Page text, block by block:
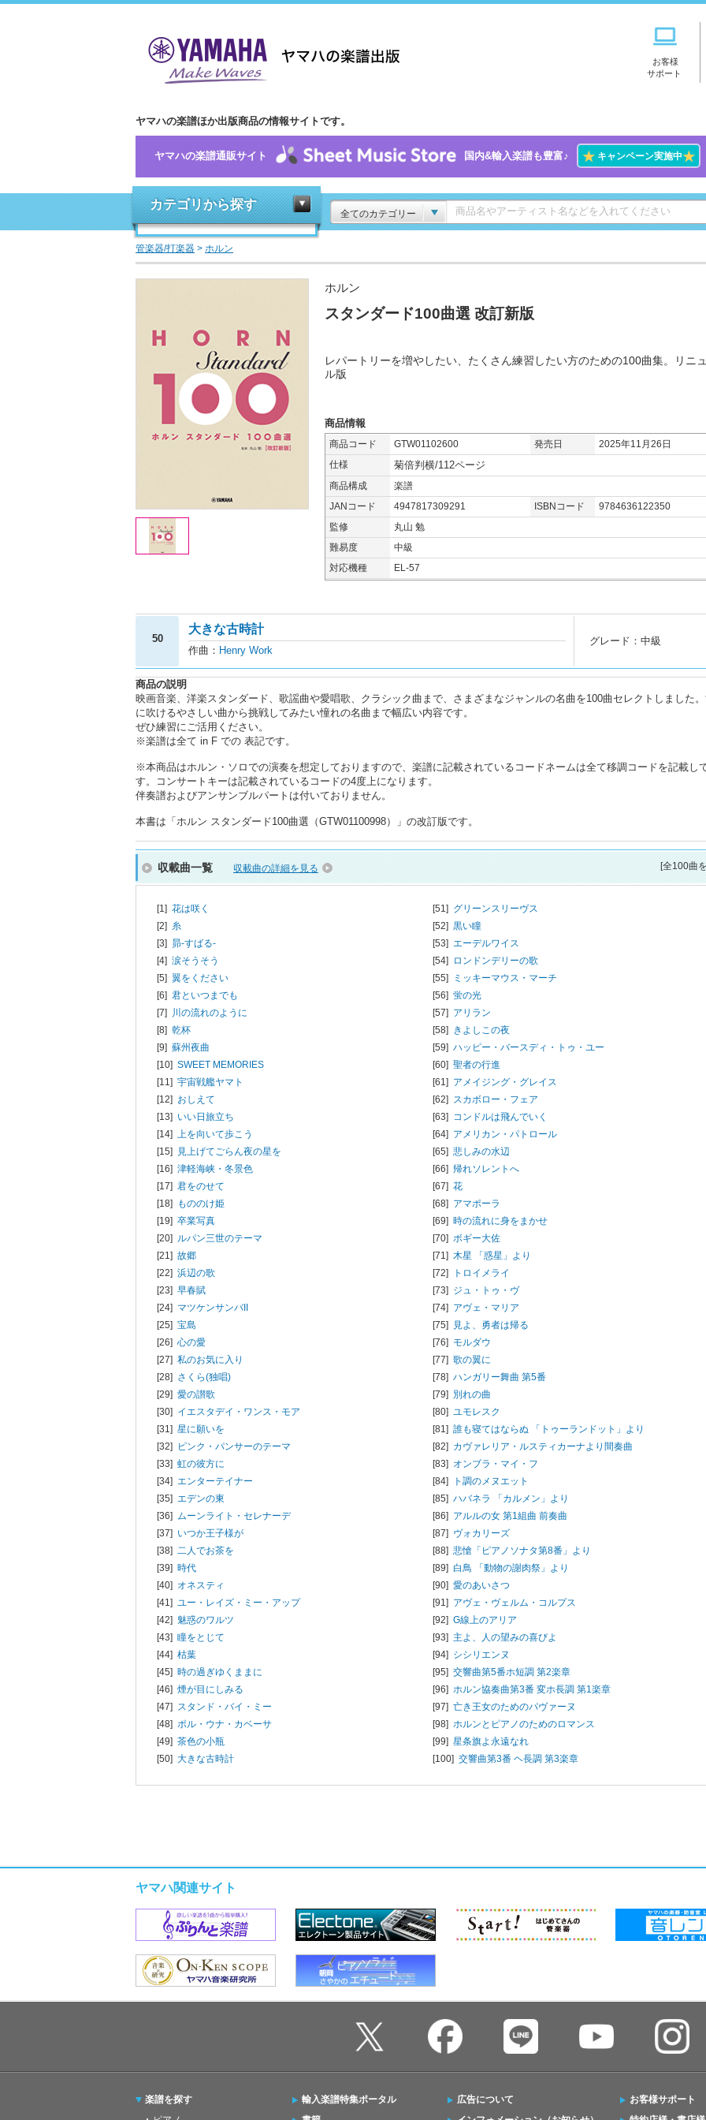
お客様
サポート
ヤマハの楽譜ほか出版商品の情報サイトです。
ヤマハの楽譜通販サイト 国内&輸入楽譜も豊富♪ ★キャンペーン実施中★
カテゴリから探す
全てのカテゴリー
管楽器/打楽器 > ホルン
ホルン
スタンダード100曲選 改訂新版
レパートリーを増やしたい、たくさん練習したい方のための100曲集。リニ
ル版
商品情報
商品コード GTW01102600 発売日
2025年11月26日
仕様
菊倍判横/112ページ
商品構成
楽譜
JANコード
4947817309291 ISBNコード
9784636122350
監修
丸山 勉
難易度
中級
対応機種
EL-57
50
大きな古時計
作曲： Henry Work
グレード：中級
商品の説明
映画音楽、洋楽スタンダード、歌謡曲や愛唱歌、クラシック曲まで、さまざまなジャンルの名曲を100曲セレクトしました
に吹けるやさしい曲から挑戦してみたい憧れの名曲まで幅広い内容です。
ぜひ練習にご活用ください。
※楽譜は全て in F での 表記です。
※本商品はホルン・ソロでの演奏を想定しておりますので、楽譜に記載されているコードネームは全て移調コードを記載し
す。コンサートキーは記載されているコードの4度上になります。
伴奏譜およびアンサンブルパートは付いておりません。
本書は「ホルン スタンダード100曲選（GTW01100998）」の改訂版です。
収載曲一覧 収載曲の詳細を見る [全100曲
[1] 花は咲く
[2] 糸
[3] 昴-すばる-
[4] 涙そうそう
[5] 翼をください
[6] 君といつまでも
[7] 川の流れのように
[8] 乾杯
[9] 蘇州夜曲
[10] SWEET MEMORIES
[11] 宇宙戦艦ヤマト
[12] おしえて
[13] いい日旅立ち
[14] 上を向いて歩こう
[15] 見上げてごらん夜の星を
[16] 津軽海峡・冬景色
[17] 君をのせて
[18] もののけ姫
[19] 卒業写真
[20] ルパン三世のテーマ
[21] 故郷
[22] 浜辺の歌
[23] 早春賦
[24] マツケンサンバII
[25] 宝島
[26] 心の愛
[27] 私のお気に入り
[28] さくら(独唱)
[29] 愛の讃歌
[30] イエスタデイ・ワンス・モア
[31] 星に願いを
[32] ピンク・パンサーのテーマ
[33] 虹の彼方に
[34] エンターテイナー
[35] エデンの東
[36] ムーンライト・セレナーデ
[37] いつか王子様が
[38] 二人でお茶を
[39] 時代
[40] オネスティ
[41] ユー・レイズ・ミー・アップ
[42] 魅惑のワルツ
[43] 瞳をとじて
[44] 枯葉
[45] 時の過ぎゆくままに
[46] 煙が目にしみる
[47] スタンド・バイ・ミー
[48] ポル・ウナ・カベーサ
[49] 茶色の小瓶
[50] 大きな古時計
[51] グリーンスリーヴス
[52] 黒い瞳
[53] エーデルワイス
[54] ロンドンデリーの歌
[55]
ミッキーマウス・マーチ
[56] 蛍の光
[57] アリラン
[58] きよしこの夜
[59] ハッピー・バースディ・トゥ・ユー
[60] 聖者の行進
[61] アメイジング・グレイス
[62] スカボロー・フェア
[63] コンドルは飛んでいく
[64] アメリカン・パトロール
[65] 悲しみの水辺
[66] 帰れソレントへ
[67] 花
[68] アマポーラ
[69] 時の流れに身をまかせ
[70] ボギー大佐
[71] 木星 「惑星」より
[72]
トロイメライ
[73] ジュ・トゥ・ヴ
[74] アヴェ・マリア
[75] 見よ、勇者は帰る
[76] モルダウ
[77] 歌の翼に
[78] ハンガリー舞曲 第5番
[79] 別れの曲
[80] ユモレスク
[81] 誰も寝てはならぬ 「トゥーランドット」より
[82] カヴァレリア・ルスティカーナより間奏曲
[83] オンブラ・マイ・フ
[84]
ト調のメヌエット
[85] ハバネラ 「カルメン」より
[86] アルルの女 第1組曲 前奏曲
[87] ヴォカリーズ
[88] 悲愴「ピアノソナタ第8番」より
[89] 白鳥 「動物の謝肉祭」より
[90] 愛のあいさつ
[91] アヴェ・ヴェルム・コルプス
[92] G線上のアリア
[93] 主よ、人の望みの喜びよ
[94] シシリエンヌ
[95] 交響曲第5番ホ短調 第2楽章
[96] ホルン協奏曲第3番 変ホ長調 第1楽章
[97] 亡き王女のためのパヴァーヌ
[98] ホルンとピアノのためのロマンス
[99] 星条旗よ永遠なれ
[100] 交響曲第3番 ヘ長調 第3楽章
ヤマハ関連サイト
楽譜を探す
輸入楽譜特集ポータル
広告について
お客様サポート